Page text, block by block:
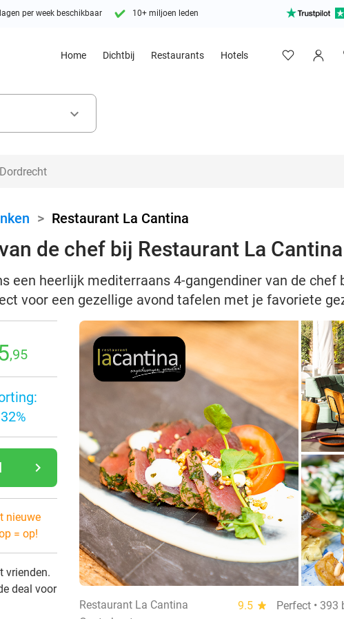
per week beschikbaar 10+ miljoen leden
Home Dichtbij Restaurants Hotels
keyboard_arrow_down
> Restaurant La Cantina
de chef bij Restaurant La Cantina
een heerlijk mediterraans 4-gangendiner van de chef
voor een gezellige avond tafelen met je favoriete
,95
32%
navigate_next
nieuwe
= op!
vrienden.
deal voor
Restaurant La Cantina 9.5 star
Perfect • 393